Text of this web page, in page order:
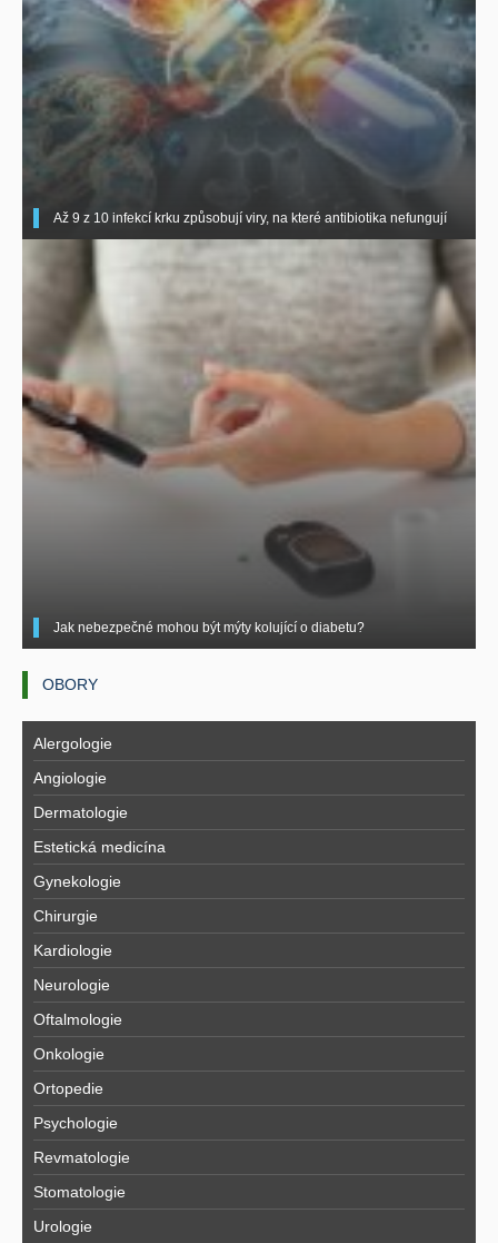
Až 9 z 10 infekcí krku způsobují viry, na které antibiotika nefungují
Jak nebezpečné mohou být mýty kolující o diabetu?
OBORY
Alergologie
Angiologie
Dermatologie
Estetická medicína
Gynekologie
Chirurgie
Kardiologie
Neurologie
Oftalmologie
Onkologie
Ortopedie
Psychologie
Revmatologie
Stomatologie
Urologie